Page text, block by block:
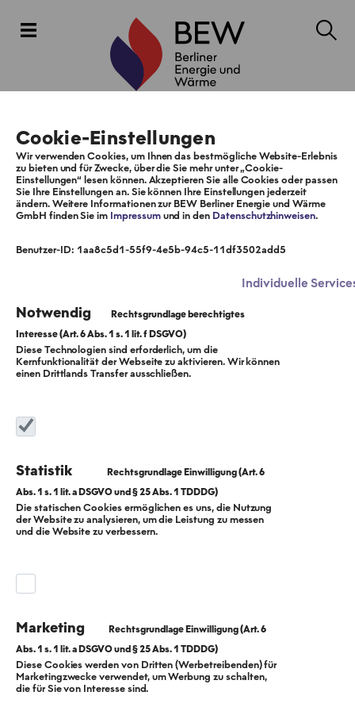
Die Wärmewende
Berlin hat sich ambitionierte Klimaschutzziele gesetzt:
Bis 2045 soll die Stadt klimaneutral werden. Den
Rahmen dafür bildet unter anderem das Berliner
Klimaschutz- und Energiewendegesetz (EWG Bln).
Cookie-Einstellungen
Wir verwenden Cookies, um Ihnen das bestmögliche Website-Erlebnis
zu bieten und für Zwecke, über die Sie mehr unter „Cookie-
Einstellungen“ lesen können. Akzeptieren Sie alle Cookies oder passen
Sie Ihre Einstellungen an. Sie können Ihre Einstellungen jederzeit
ändern. Weitere Informationen zur BEW Berliner Energie und Wärme
GmbH finden Sie im Impressumund in den Datenschutzhinweisen.
Benutzer-ID: 1aa8c5d1-55f9-4e5b-94c5-11df3502add5
Individuelle
Notwendig
Diese Technologien sind erforderlich, um die
Kernfunktionalität der Webseite zu aktivieren. Wir können
einen Drittlands Transfer ausschließen.
Statistik
Die statischen Cookies ermöglichen es uns, die Nutzung
der Website zu analysieren, um die Leistung zu messen
und die Website zu verbessern.
Marketing
Diese Cookies werden von Dritten (Werbetreibenden) für
Marketingzwecke verwendet, um Werbung zu schalten,
die für Sie von Interesse sind.